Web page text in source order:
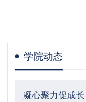
学院动态
凝心聚力促成